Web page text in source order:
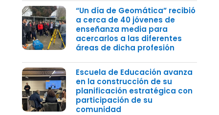
“Un día de Geomática” recibió
a cerca de 40 jóvenes de
enseñanza media para
acercarlos a las diferentes
áreas de dicha profesión
Escuela de Educación avanza
en la construcción de su
planificación estratégica con
participación de su
comunidad